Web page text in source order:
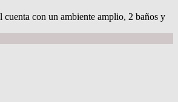
con un ambiente amplio, 2 baños y